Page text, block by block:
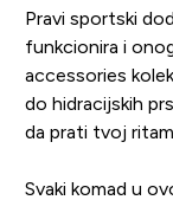
Pravi sportski
funkcionira i
accessories
do hidracijskih
da prati tvoj
Svaki komad u